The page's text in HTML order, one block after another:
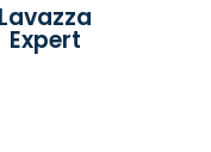
Lavazza
Expert